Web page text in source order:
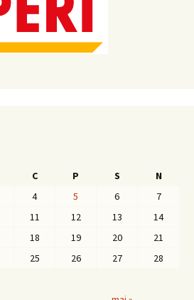
C P S
N
4 5 6
7
11 12 13
14
18 19 20
21
25 26 27
28